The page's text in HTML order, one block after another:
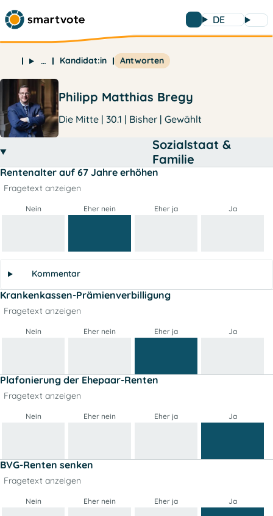
DE
… Kandidat:in Antworten
Philipp Matthias Bregy
Die Mitte | 30.1 | Bisher | Gewählt
Sozialstaat &
Familie
Rentenalter auf 67 Jahre erhöhen
Fragetext anzeigen
Nein Eher nein Eher ja Ja
Kommentar
Krankenkassen-Prämienverbilligung
Fragetext anzeigen
Nein Eher nein Eher ja Ja
Plafonierung der Ehepaar-Renten
Fragetext anzeigen
Nein Eher nein Eher ja Ja
BVG-Renten senken
Fragetext anzeigen
Nein Eher nein Eher ja Ja